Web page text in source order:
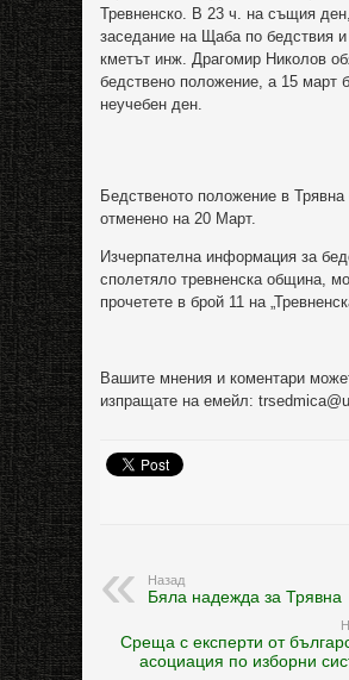
Тревненско. В 23 ч. на същия
заседание на Щаба по бедствия и
кметът инж. Драгомир Николов
бедствено положение, а 15 март
неучебен ден.
Бедственото положение в
отменено на 20 Март.
Изчерпателна информация за
сполетяло тревненска община,
прочетете в брой 11 на
Вашите мнения и коментари
изпращате на емейл:
Назад
Бяла надежда за Трявна
Среща с експерти от
асоциация по изборни